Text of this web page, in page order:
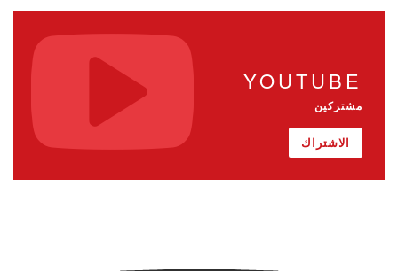
YOUTUBE
مشتركين
الاشتراك